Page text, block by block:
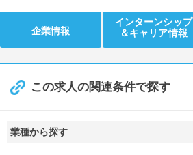
企業情報
インターンシップ
＆キャリア情報
この求人の関連条件で探す
業種から探す